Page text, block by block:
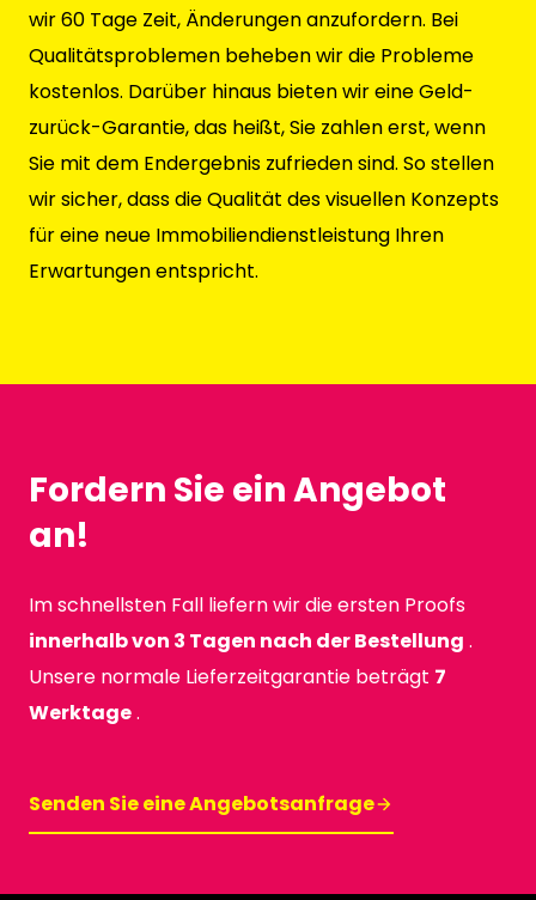
wir 60 Tage Zeit, Änderungen anzufordern. Bei
Qualitätsproblemen beheben wir die Probleme
kostenlos. Darüber hinaus bieten wir eine Geld-
zurück-Garantie, das heißt, Sie zahlen erst, wenn
Sie mit dem Endergebnis zufrieden sind. So stellen
wir sicher, dass die Qualität des visuellen Konzepts
für eine neue Immobiliendienstleistung Ihren
Erwartungen entspricht.
Fordern Sie ein Angebot
an!
Im schnellsten Fall liefern wir die ersten Proofs
innerhalb von 3 Tagen nach der Bestellung .
Unsere normale Lieferzeitgarantie beträgt 7
Werktage.
Senden Sie eine Angebotsanfrage